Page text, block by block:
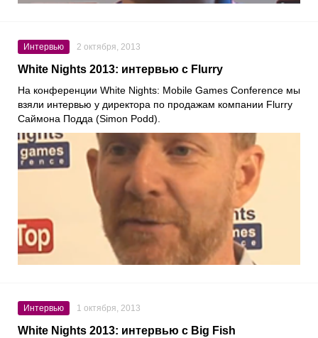
Интервью 2 октября, 2013
White Nights 2013: интервью с Flurry
На конференции White Nights: Mobile Games Conference мы
взяли интервью у директора по продажам компании Flurry
Саймона Подда (Simon Podd).
Интервью 1 октября, 2013
White Nights 2013: интервью с Big Fish